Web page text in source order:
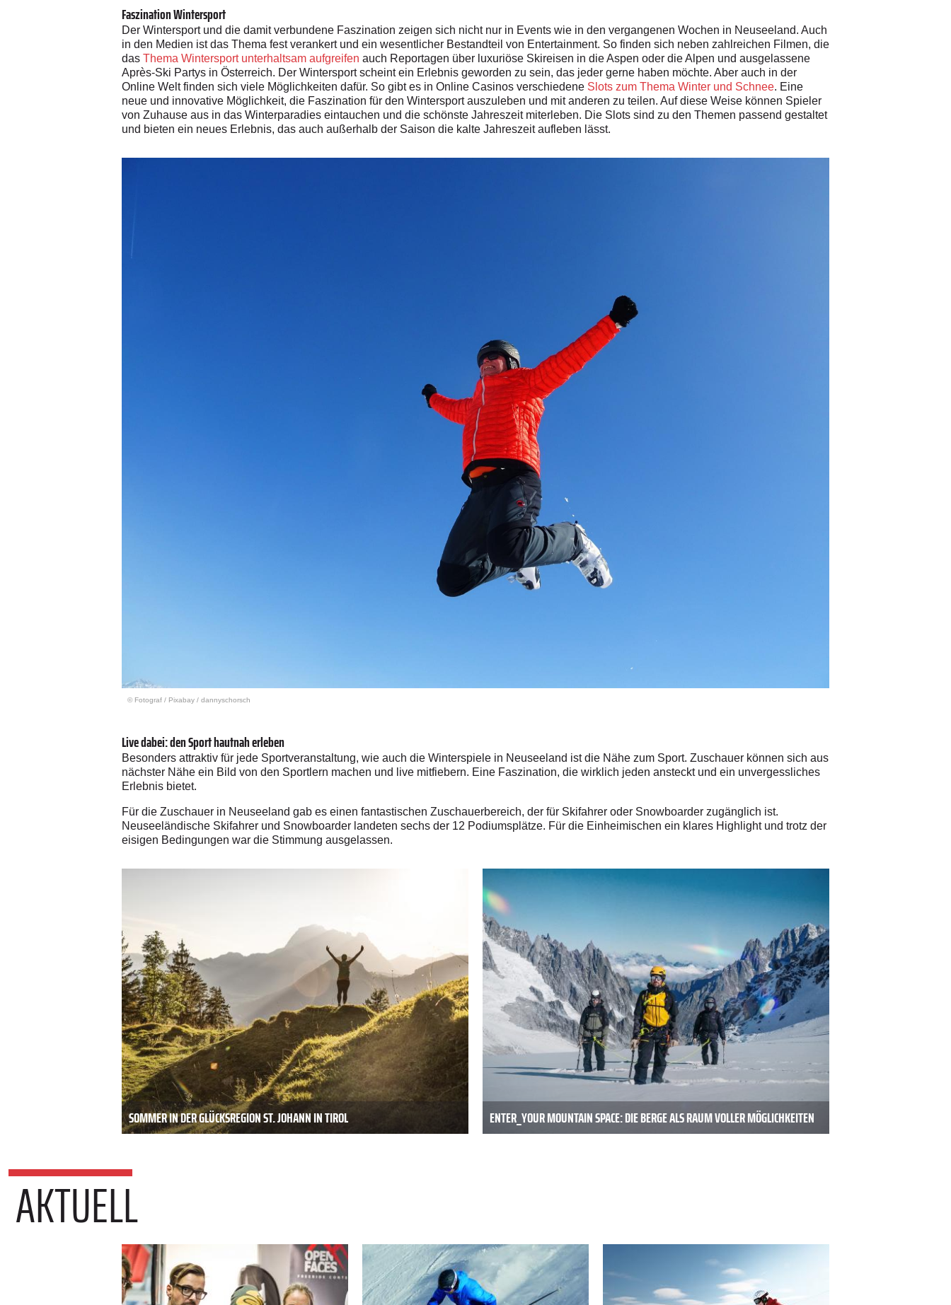
Faszination Wintersport
Der Wintersport und die damit verbundene Faszination zeigen sich nicht nur in Events wie in den vergangenen Wochen in Neuseeland. Auch
in den Medien ist das Thema fest verankert und ein wesentlicher Bestandteil von Entertainment. So finden sich neben zahlreichen Filmen, die
das Thema Wintersport unterhaltsam aufgreifen auch Reportagen über luxuriöse Skireisen in die Aspen oder die Alpen und ausgelassene
Après-Ski Partys in Österreich. Der Wintersport scheint ein Erlebnis geworden zu sein, das jeder gerne haben möchte. Aber auch in der
Online Welt finden sich viele Möglichkeiten dafür. So gibt es in Online Casinos verschiedene Slots zum Thema Winter und Schnee. Eine
neue und innovative Möglichkeit, die Faszination für den Wintersport auszuleben und mit anderen zu teilen. Auf diese Weise können Spieler
von Zuhause aus in das Winterparadies eintauchen und die schönste Jahreszeit miterleben. Die Slots sind zu den Themen passend gestaltet
und bieten ein neues Erlebnis, das auch außerhalb der Saison die kalte Jahreszeit aufleben lässt.
© Fotograf / Pixabay / dannyschorsch
Live dabei: den Sport hautnah erleben
Besonders attraktiv für jede Sportveranstaltung, wie auch die Winterspiele in Neuseeland ist die Nähe zum Sport. Zuschauer können sich aus
nächster Nähe ein Bild von den Sportlern machen und live mitfiebern. Eine Faszination, die wirklich jeden ansteckt und ein unvergessliches
Erlebnis bietet.
Für die Zuschauer in Neuseeland gab es einen fantastischen Zuschauerbereich, der für Skifahrer oder Snowboarder zugänglich ist.
Neuseeländische Skifahrer und Snowboarder landeten sechs der 12 Podiumsplätze. Für die Einheimischen ein klares Highlight und trotz der
eisigen Bedingungen war die Stimmung ausgelassen.
SOMMER IN DER GLÜCKSREGION ST. JOHANN IN TIROL ENTER_YOUR MOUNTAIN SPACE: DIE BERGE ALS RAUM VOLLER MÖGLICHKEITEN
AKTUELL